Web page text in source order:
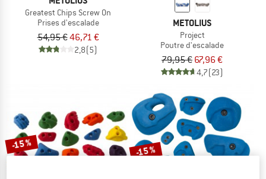
Greatest Chips Screw On
Prises d'escalade
54,95 €46,71 €
2,8(5)
METOLIUS
Project
Poutre d'escalade
79,95 € 67,96 €
4,7(23)
-15 % -15 %